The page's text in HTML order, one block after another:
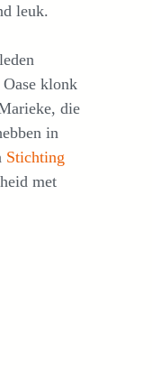
leuk.
klonk
die
in
Stichting
met